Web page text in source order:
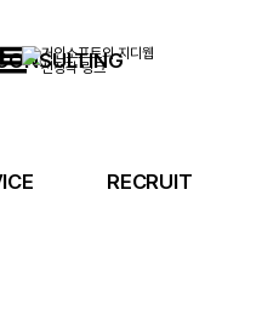
RECRUIT